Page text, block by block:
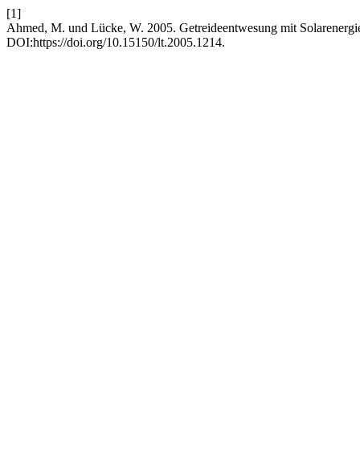
[1]
Ahmed, M. und Lücke, W. 2005. Getreideentwesung mit
DOI:https://doi.org/10.15150/lt.2005.1214.